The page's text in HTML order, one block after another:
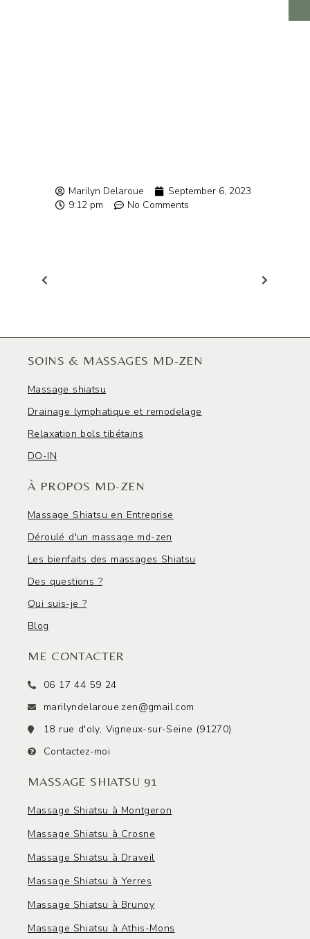
Marilyn Delaroue
September 6, 2023
9:12 pm
No Comments
SOINS & MASSAGES MD-ZEN
Massage shiatsu
Drainage lymphatique et remodelage
Relaxation bols tibétains
DO-IN
À PROPOS MD-ZEN
Massage Shiatsu en Entreprise
Déroulé d'un massage md-zen
Les bienfaits des massages Shiatsu
Des questions ?
Qui suis-je ?
Blog
ME CONTACTER
06 17 44 59 24
marilyndelaroue.zen@gmail.com
18 rue d'oly, Vigneux-sur-Seine (91270)
Contactez-moi
MASSAGE SHIATSU 91
Massage Shiatsu à Montgeron
Massage Shiatsu à Crosne
Massage Shiatsu à Draveil
Massage Shiatsu à Yerres
Massage Shiatsu à Brunoy
Massage Shiatsu à Athis-Mons